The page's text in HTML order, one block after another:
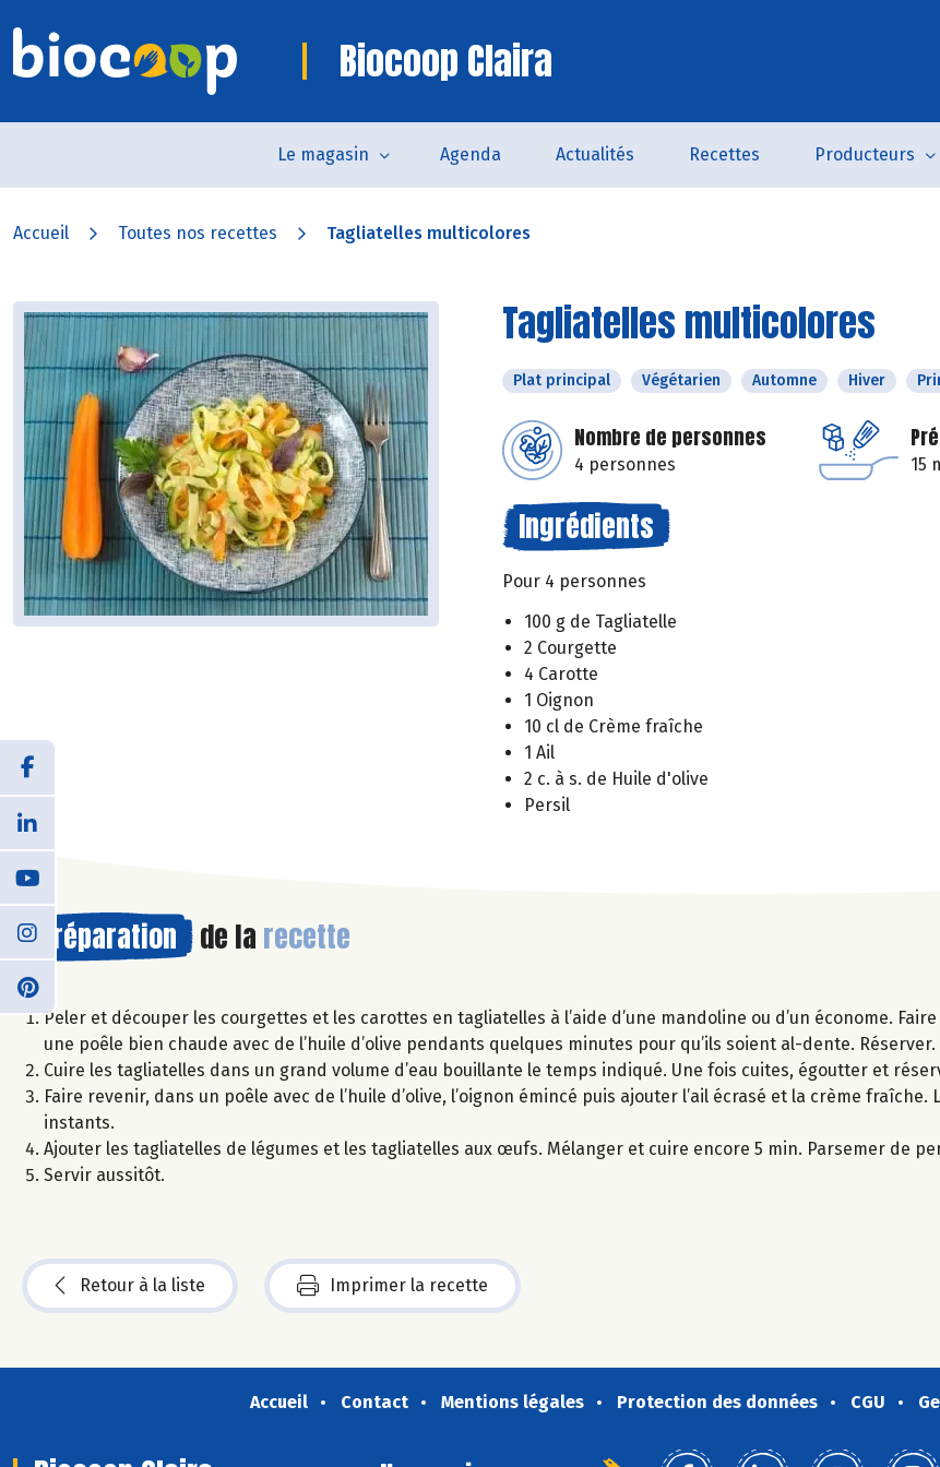
Biocoop Claira
Le magasin Agenda Actualités Recettes Producteurs
Accueil Toutes nos recettes Tagliatelles multicolores
Tagliatelles multicolores
Plat principal Végétarien Automne Hiver
Nombre de personnes
4 personnes 15
Ingrédients
Pour 4 personnes
100 g de Tagliatelle
2 Courgette
4 Carotte
1 Oignon
10 cl de Crème fraîche
1 Ail
2 c. à s. de Huile d'olive
Persil
Préparation de la recette
Peler et découper les courgettes et les carottes en tagliatelles à l’aide d’une mandoline ou d’un économe.
une poêle bien chaude avec de l’huile d’olive pendants quelques minutes pour qu’ils soient al-dente. Réserver.
Cuire les tagliatelles dans un grand volume d’eau bouillante le temps indiqué. Une fois cuites, égoutter et
Faire revenir, dans un poêle avec de l’huile d’olive, l’oignon émincé puis ajouter l’ail écrasé et la crème fraîche.
instants.
Ajouter les tagliatelles de légumes et les tagliatelles aux œufs. Mélanger et cuire encore 5 min. Parsemer de
Servir aussitôt.
Retour à la liste Imprimer la recette
Accueil Contact Mentions légales Protection des données CGU